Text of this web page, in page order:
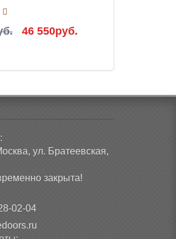
46 550руб.
ул. Братеевская,
закрыта!
02-04